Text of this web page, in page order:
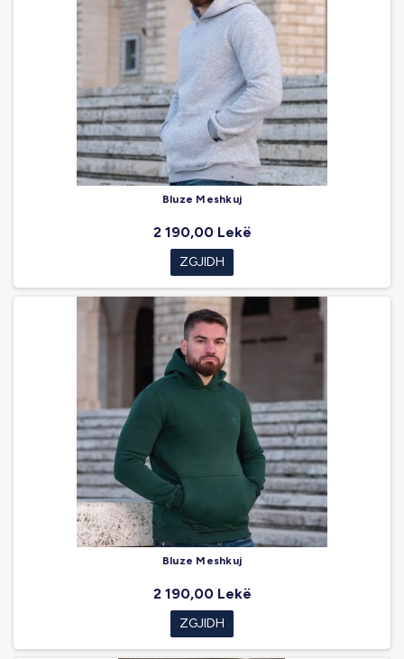
Bluze Meshkuj
2 190,00 Lekë
ZGJIDH
Bluze Meshkuj
2 190,00 Lekë
ZGJIDH